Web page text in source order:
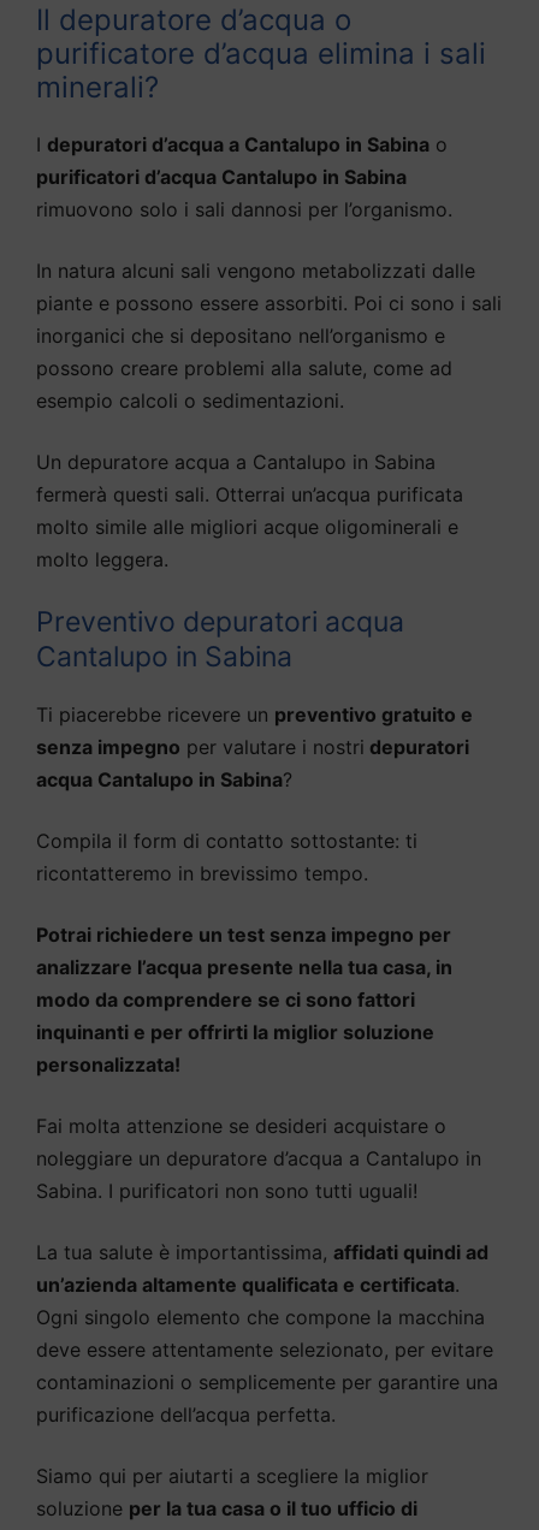
Il depuratore d’acqua o
purificatore d’acqua elimina i sali
minerali?
I depuratori d’acqua a Cantalupo in Sabina o
purificatori d’acqua Cantalupo in Sabina
rimuovono solo i sali dannosi per l’organismo.
In natura alcuni sali vengono metabolizzati dalle
piante e possono essere assorbiti. Poi ci sono i sali
inorganici che si depositano nell’organismo e
possono creare problemi alla salute, come ad
esempio calcoli o sedimentazioni.
Un depuratore acqua a Cantalupo in Sabina
fermerà questi sali. Otterrai un’acqua purificata
molto simile alle migliori acque oligominerali e
molto leggera.
Preventivo depuratori acqua
Cantalupo in Sabina
Ti piacerebbe ricevere un preventivo gratuito e
senza impegno per valutare i nostri depuratori
acqua Cantalupo in Sabina?
Compila il form di contatto sottostante: ti
ricontatteremo in brevissimo tempo.
Potrai richiedere un test senza impegno per
analizzare l’acqua presente nella tua casa, in
modo da comprendere se ci sono fattori
inquinanti e per offrirti la miglior soluzione
personalizzata!
Fai molta attenzione se desideri acquistare o
noleggiare un depuratore d’acqua a Cantalupo in
Sabina. I purificatori non sono tutti uguali!
La tua salute è importantissima, affidati quindi ad
un’azienda altamente qualificata e certificata.
Ogni singolo elemento che compone la macchina
deve essere attentamente selezionato, per evitare
contaminazioni o semplicemente per garantire una
purificazione dell’acqua perfetta.
Siamo qui per aiutarti a scegliere la miglior
soluzione per la tua casa o il tuo ufficio di